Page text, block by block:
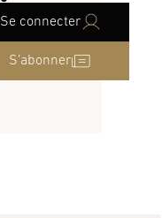
Se connecter
S’abonner